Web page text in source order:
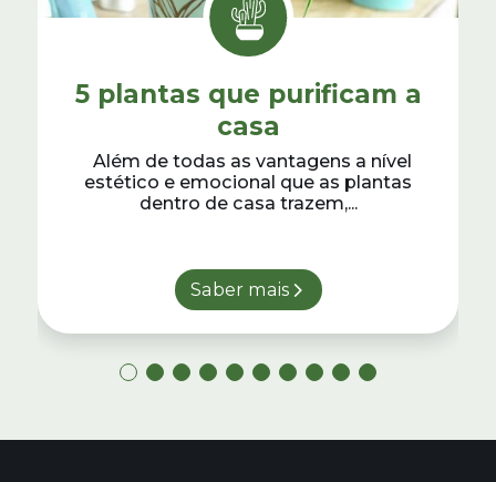
5 plantas que purificam a
casa
Além de todas as vantagens a nível
estético e emocional que as plantas
dentro de casa trazem,...
Saber mais